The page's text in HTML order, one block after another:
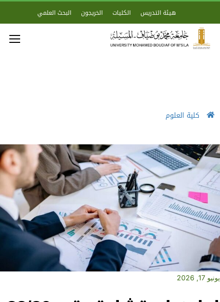
هيئة التدريس الكليات الخريجون البحث العلمي
كلية العلوم
يونيو 17, 2026